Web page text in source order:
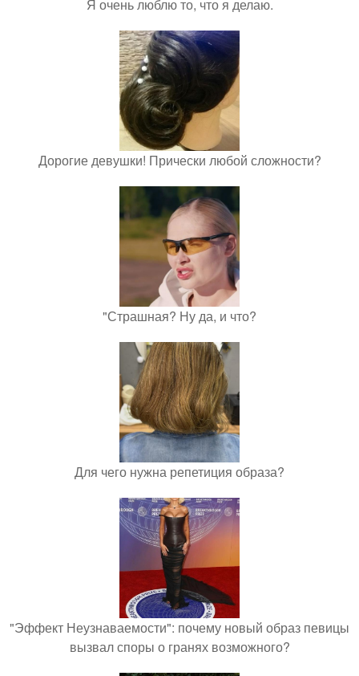
Я очень люблю то, что я делаю.
Дорогие девушки! Прически любой сложности?
"Страшная? Ну да, и что?
Для чего нужна репетиция образа?
"Эффект Неузнаваемости": почему новый образ певицы
вызвал споры о гранях возможного?